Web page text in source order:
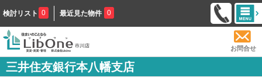
検討リスト 0 最近見た物件 0
お問合せ
三井住友銀行本八幡支店